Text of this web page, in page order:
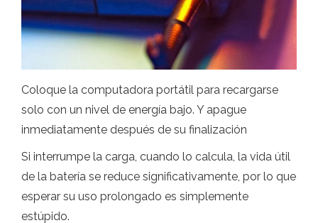
Coloque la computadora portátil para recargarse
solo con un nivel de energía bajo. Y apague
inmediatamente después de su finalización
Si interrumpe la carga, cuando lo calcula, la vida útil
de la batería se reduce significativamente, por lo que
esperar su uso prolongado es simplemente
estúpido.